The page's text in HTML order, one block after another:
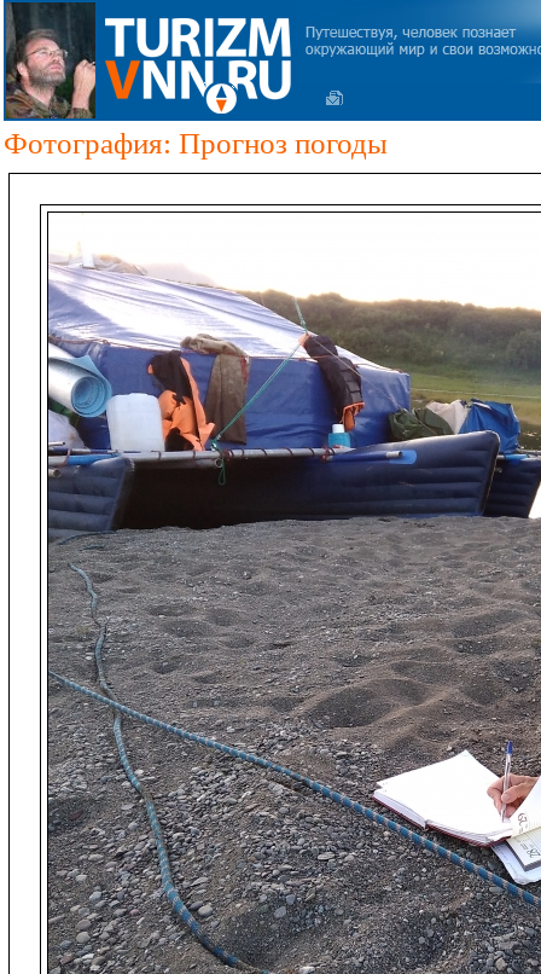
Фотография: Прогноз погоды